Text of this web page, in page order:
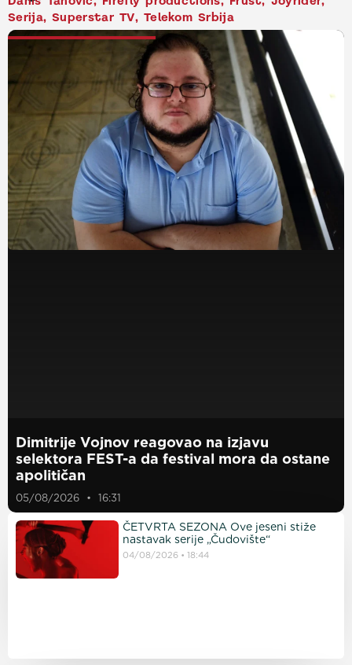
Serija,Superstar TV, Telekom Srbija
NAJNOVIJE VESTI
Dimitrije Vojnov reagovao na izjavu
selektora FEST-a da festival mora da ostane
apolitičan
05/08/2026 16:31
ČETVRTA SEZONA Ove jeseni stiže
nastavak serije „Čudovište“
04/08/2026 18:44